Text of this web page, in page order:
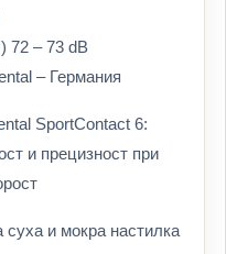
72 – 73 dB
– Германия
SportContact 6:
и прецизност при
и мокра настилка